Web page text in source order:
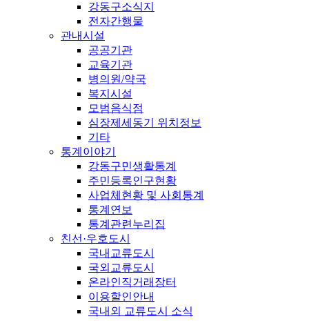
강동구소식지
전자간행물
관내시설
공공기관
교육기관
병의원/약국
복지시설
모범음식점
심장제세동기 위치정보
기타
통계이야기
강동구민생활통계
주민등록인구현황
사업체현황 및 사회통계
통계연보
통계관련누리집
친선·우호도시
국내교류도시
국외교류도시
온라인직거래장터
이용할인안내
국내외 교류도시 소식